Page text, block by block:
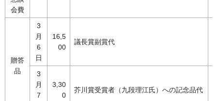
会費
贈答
品
3
月
6
日
16,5
00
議長賞副賞代
3
月
7
3,30
0
芥川賞受賞者（九段理江氏）への記念品代